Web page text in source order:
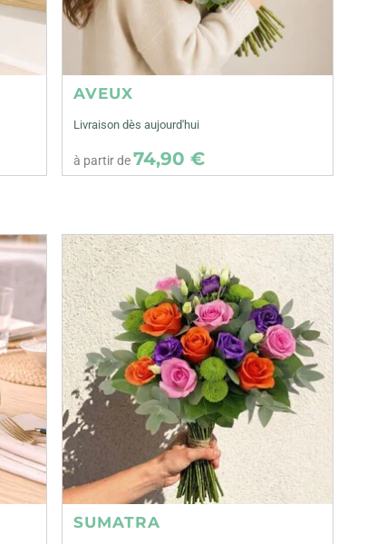
AVEUX
Livraison dès aujourd'hui
à partir de74,90 €
SUMATRA